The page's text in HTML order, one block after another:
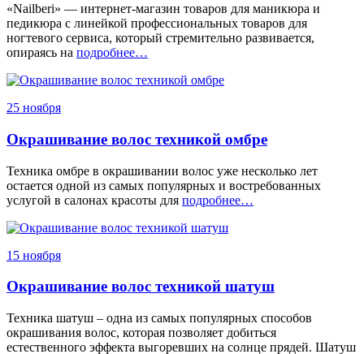
«Nailberi» — интернет-магазин товаров для маникюра и
педикюра с линейкой профессиональных товаров для
ногтевого сервиса, который стремительно развивается,
опираясь на подробнее…
25 ноября
Окрашивание волос техникой омбре
Техника омбре в окрашивании волос уже несколько лет
остается одной из самых популярных и востребованных
услугой в салонах красоты для подробнее…
15 ноября
Окрашивание волос техникой шатуш
Техника шатуш – одна из самых популярных способов
окрашивания волос, которая позволяет добиться
естественного эффекта выгоревших на солнце прядей. Шатуш